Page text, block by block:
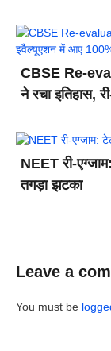
CBSE Re-
ने रचा इतिहास,
NEET री-
तगड़ा झटका
Leave a
You must be